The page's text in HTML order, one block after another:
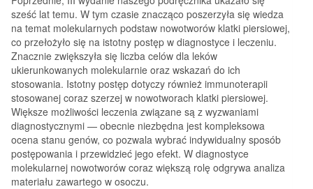
sześć lat temu. W tym czasie znacząco poszerzyła się wiedza
na temat molekularnych podstaw nowotworów klatki piersiowej,
co przełożyło się na istotny postęp w diagnostyce i leczeniu.
Znacznie zwiększyła się liczba celów dla leków
ukierunkowanych molekularnie oraz wskazań do ich
stosowania. Istotny postęp dotyczy również immunoterapii
stosowanej coraz szerzej w nowotworach klatki piersiowej.
Większe możliwości leczenia związane są z wyzwaniami
diagnostycznymi — obecnie niezbędna jest kompleksowa
ocena stanu genów, co pozwala wybrać indywidualny sposób
postępowania i przewidzieć jego efekt. W diagnostyce
molekularnej nowotworów coraz większą rolę odgrywa analiza
materiału zawartego w osoczu.